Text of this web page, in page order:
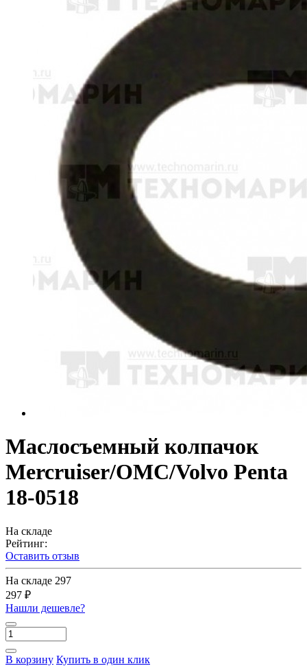
Маслосъемный колпачок
Mercruiser/OMC/Volvo Penta
18-0518
На складе
Рейтинг:
Оставить отзыв
На складе 297
297 ₽
Нашли дешевле?
В корзину Купить в один клик